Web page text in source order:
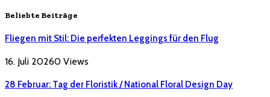
Beliebte Beiträge
Fliegen mit Stil: Die perfekten Leggings für den Flug
16. Juli 20260 Views
28 Februar: Tag der Floristik / National Floral Design Day